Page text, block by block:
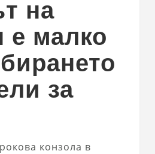
на
е малко
за
конзола в